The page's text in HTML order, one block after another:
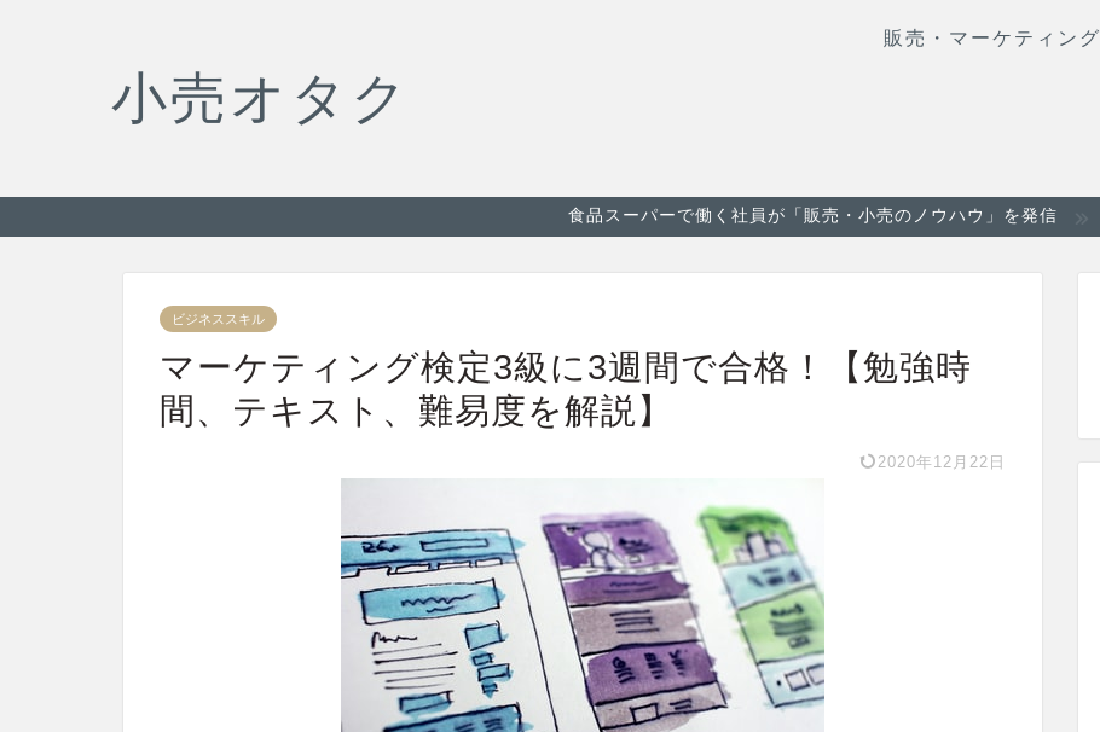
小売オタク
販売・マーケティング
食品スーパーで働く社員が「販売・小売のノウハウ」を発信
ビジネススキル
マーケティング検定3級に3週間で合格！【勉強時
間、テキスト、難易度を解説】
2020年12月22日